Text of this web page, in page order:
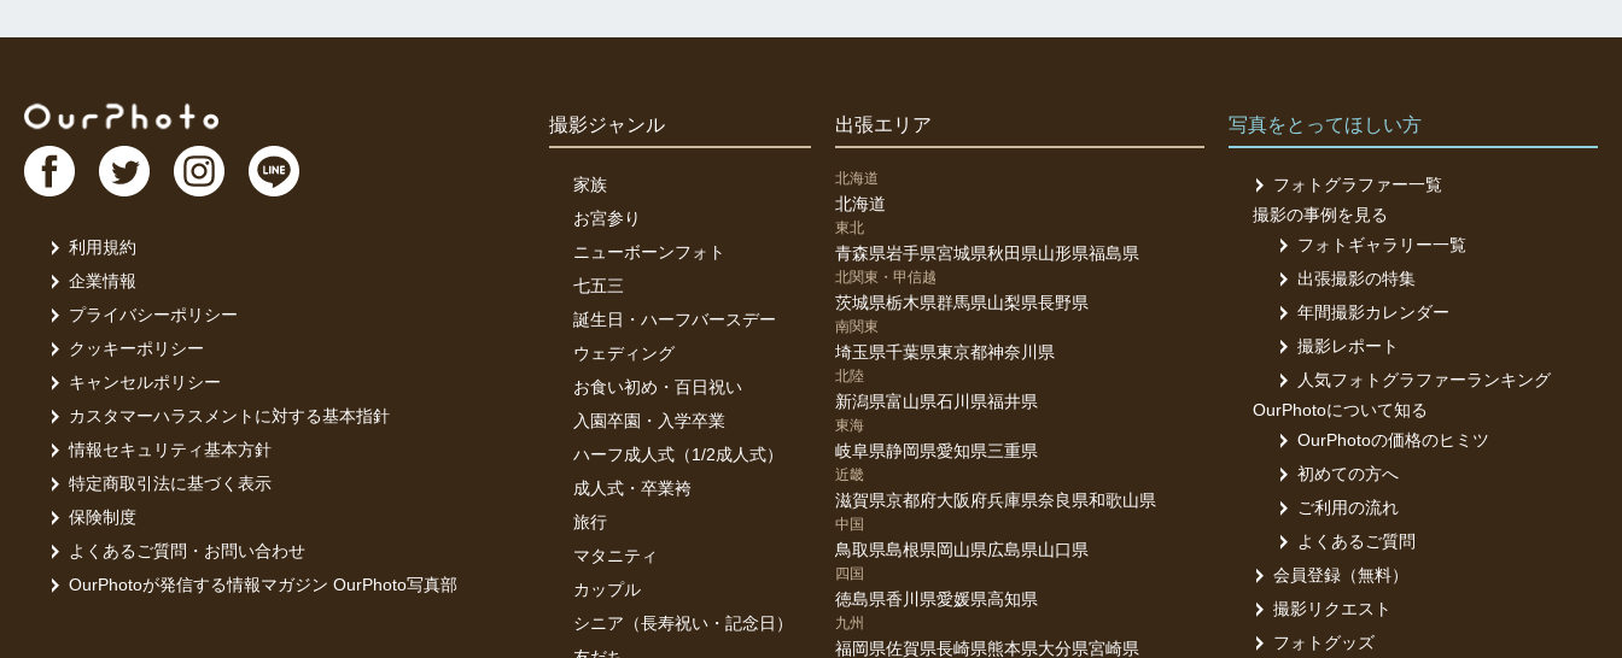
その際は、日程の調整や枠変更などご相談させていただくことがございますので、ご了承くだ
○夏季（8〜9月）の11〜14時は屋外での撮影NG（熱中症予防のため）
○エモーショナルな撮影は光がやわらぐ14時以降や夕方が特におすすめです✨
○事前にイメージ写真を共有いただければ、雰囲気に合ったご提案をします
利用規約
企業情報
プライバシーポリシー
クッキーポリシー
キャンセルポリシー
カスタマーハラスメントに対する基本指針
情報セキュリティ基本方針
特定商取引法に基づく表示
保険制度
よくあるご質問・お問い合わせ
OurPhotoが発信する情報マガジン OurPhoto写真部
撮影ジャンル
家族
お宮参り
ニューボーンフォト
七五三
誕生日・ハーフバースデー
ウェディング
お食い初め・百日祝い
入園卒園・入学卒業
ハーフ成人式（1/2成人式）
成人式・卒業袴
旅行
マタニティ
カップル
シニア（長寿祝い・記念日）
出張エリア
北海道
北海道
東北
青森県岩手県宮城県秋田県山形県福島県
北関東・甲信越
茨城県栃木県群馬県山梨県長野県
南関東
埼玉県千葉県東京都神奈川県
北陸
新潟県富山県石川県福井県
東海
岐阜県静岡県愛知県三重県
近畿
滋賀県京都府大阪府兵庫県奈良県和歌山県
中国
鳥取県島根県岡山県広島県山口県
四国
徳島県香川県愛媛県高知県
九州
福岡県佐賀県長崎県熊本県大分県宮崎県
写真をとってほしい方
フォトグラファー一覧
撮影の事例を見る
フォトギャラリー一覧
出張撮影の特集
年間撮影カレンダー
撮影レポート
人気フォトグラファーランキング
OurPhotoについて知る
OurPhotoの価格のヒミツ
初めての方へ
ご利用の流れ
よくあるご質問
会員登録（無料）
撮影リクエスト
フォトグッズ